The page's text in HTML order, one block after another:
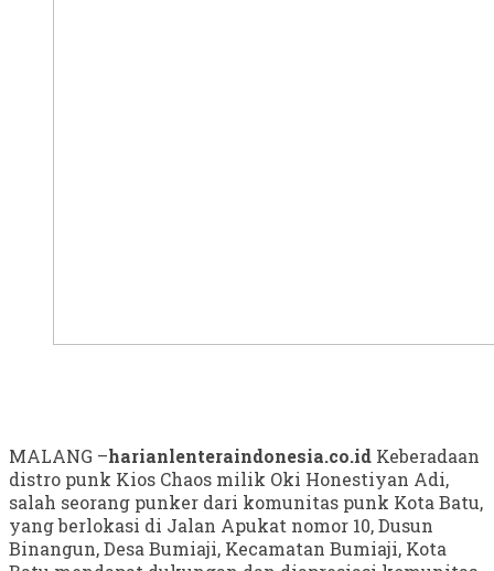
MALANG –harianlenteraindonesia.co.id Keberadaan
distro punk Kios Chaos milik Oki Honestiyan Adi,
salah seorang punker dari komunitas punk Kota Batu,
yang berlokasi di Jalan Apukat nomor 10, Dusun
Binangun, Desa Bumiaji, Kecamatan Bumiaji, Kota